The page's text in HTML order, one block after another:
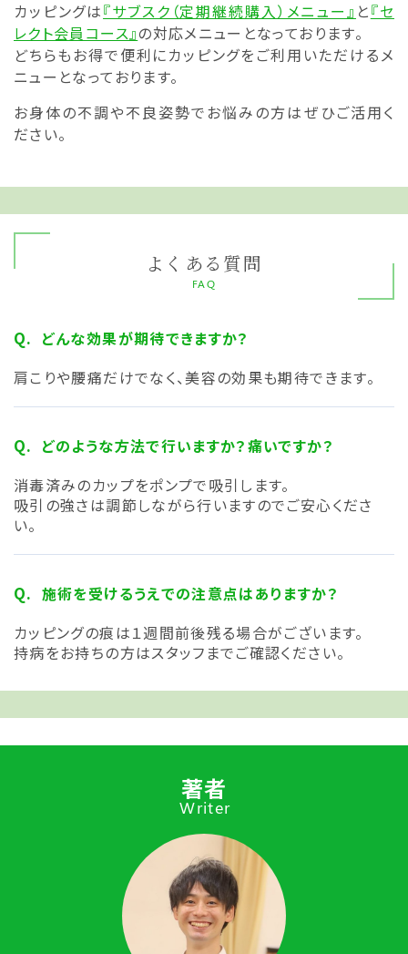
カッピングは『サブスク（定期継続購入）メニュー』 と『セ
レクト会員コース』の対応メニューとなっております。
どちらもお得で便利にカッピングをご利用いただけるメ
ニューとなっております。
お身体の不調や不良姿勢でお悩みの方はぜひご活用く
ださい。
よくある質問
FAQ
どんな効果が期待できますか？
肩こりや腰痛だけでなく、美容の効果も期待できます。
どのような方法で行いますか？痛いですか？
消毒済みのカップをポンプで吸引します。
吸引の強さは調節しながら行いますのでご安心くださ
い。
施術を受けるうえでの注意点はありますか？
カッピングの痕は１週間前後残る場合がございます。
持病をお持ちの方はスタッフまでご確認ください。
著者
Writer